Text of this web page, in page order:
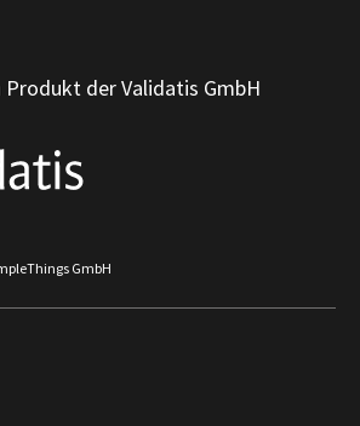
der Validatis GmbH
GmbH